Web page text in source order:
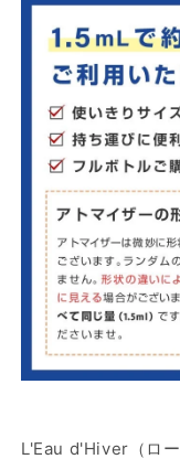
ク
マ
ル）
ロ
ー
デ
ィ
ベ
ー
ル
EDP
の
数
量
を
ク
マ
ル
ロ
ー
デ
ィ
ベ
ー
ル
の
数
量
を
L'Eau d'Hiver（ロー